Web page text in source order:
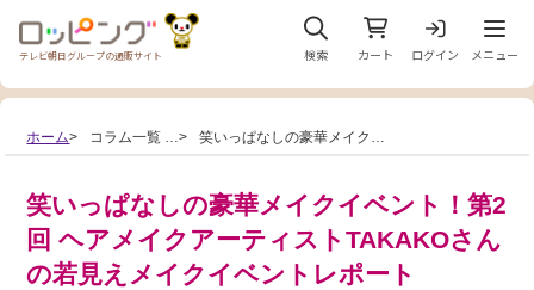
テレビ朝日グループの通販サイト 検索 カート ログイン
メニ
メニュー
ホーム コラム一覧 … 笑いっぱなしの豪華メイク…
笑いっぱなしの豪華メイクイベント！第2
回 ヘアメイクアーティストTAKAKOさん
の若見えメイクイベントレポート